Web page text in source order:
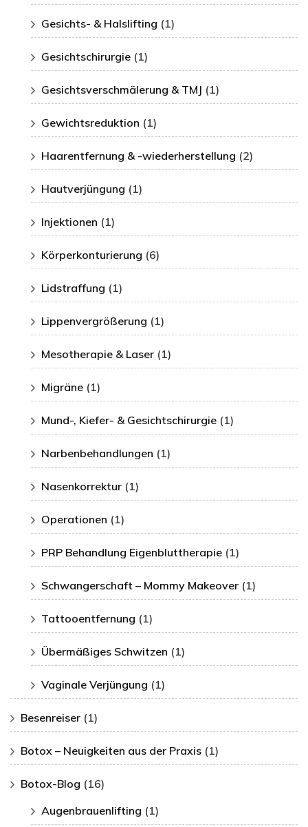
Gesichts- & Halslifting (1)
Gesichtschirurgie (1)
Gesichtsverschmälerung & TMJ (1)
Gewichtsreduktion (1)
Haarentfernung & -wiederherstellung (2)
Hautverjüngung (1)
Injektionen (1)
Körperkonturierung (6)
Lidstraffung (1)
Lippenvergrößerung (1)
Mesotherapie & Laser (1)
Migräne (1)
Mund-, Kiefer- & Gesichtschirurgie (1)
Narbenbehandlungen (1)
Nasenkorrektur (1)
Operationen (1)
PRP Behandlung Eigenbluttherapie (1)
Schwangerschaft – Mommy Makeover (1)
Tattooentfernung (1)
Übermäßiges Schwitzen (1)
Vaginale Verjüngung (1)
Besenreiser (1)
Botox – Neuigkeiten aus der Praxis (1)
Botox-Blog (16)
Augenbrauenlifting (1)